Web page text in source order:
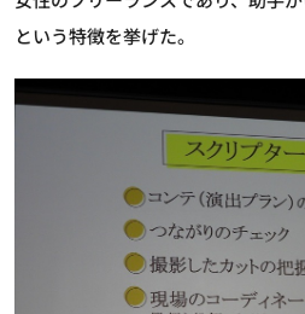
という特徴を挙げた。